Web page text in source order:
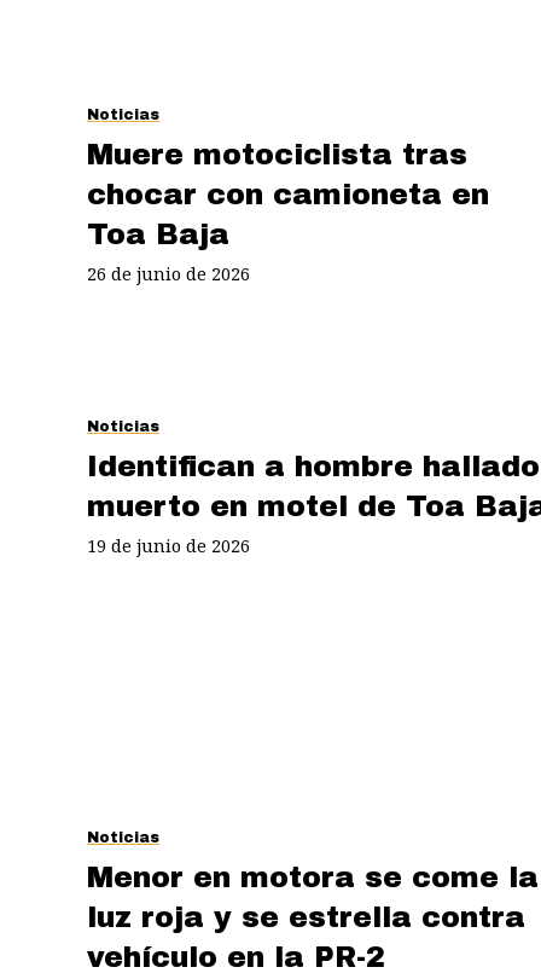
Noticias
Muere motociclista tras
chocar con camioneta en
Toa Baja
26 de junio de 2026
Noticias
Identifican a hombre hallado
muerto en motel de Toa
19 de junio de 2026
Noticias
Menor en motora se come la
luz roja y se estrella contra
vehículo en la PR-2